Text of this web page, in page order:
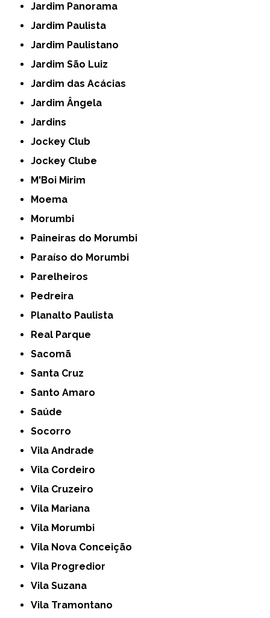
Jardim Panorama
Jardim Paulista
Jardim Paulistano
Jardim São Luiz
Jardim das Acácias
Jardim Ângela
Jardins
Jockey Club
Jockey Clube
M'Boi Mirim
Moema
Morumbi
Paineiras do Morumbi
Paraíso do Morumbi
Parelheiros
Pedreira
Planalto Paulista
Real Parque
Sacomã
Santa Cruz
Santo Amaro
Saúde
Socorro
Vila Andrade
Vila Cordeiro
Vila Cruzeiro
Vila Mariana
Vila Morumbi
Vila Nova Conceição
Vila Progredior
Vila Suzana
Vila Tramontano